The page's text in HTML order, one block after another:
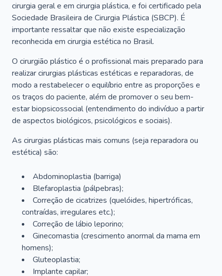
cirurgia geral e em cirurgia plástica, e foi certificado pela
Sociedade Brasileira de Cirurgia Plástica (SBCP). É
importante ressaltar que não existe especialização
reconhecida em cirurgia estética no Brasil.
O cirurgião plástico é o profissional mais preparado para
realizar cirurgias plásticas estéticas e reparadoras, de
modo a restabelecer o equilíbrio entre as proporções e
os traços do paciente, além de promover o seu bem-
estar biopsicossocial (entendimento do indivíduo a partir
de aspectos biológicos, psicológicos e sociais).
As cirurgias plásticas mais comuns (seja reparadora ou
estética) são:
Abdominoplastia (barriga)
Blefaroplastia (pálpebras);
Correção de cicatrizes (quelóides, hipertróficas,
contraídas, irregulares etc.);
Correção de lábio leporino;
Ginecomastia (crescimento anormal da mama em
homens);
Gluteoplastia;
Implante capilar;